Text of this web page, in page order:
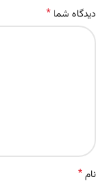
دیدگاه شما *
نام*